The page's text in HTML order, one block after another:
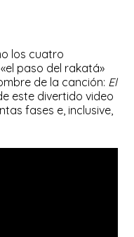
los cuatro
paso del rakatá»
de la canción: El
este divertido video
fases e, inclusive,